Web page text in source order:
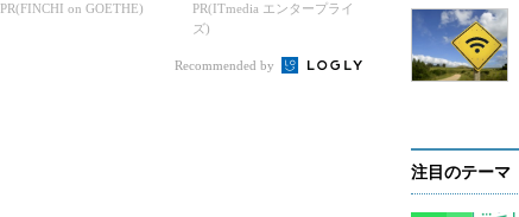
PR(FINCHI on GOETHE)
PR(ITmedia エンタープライ
ズ)
Recommended by
注目のテーマ